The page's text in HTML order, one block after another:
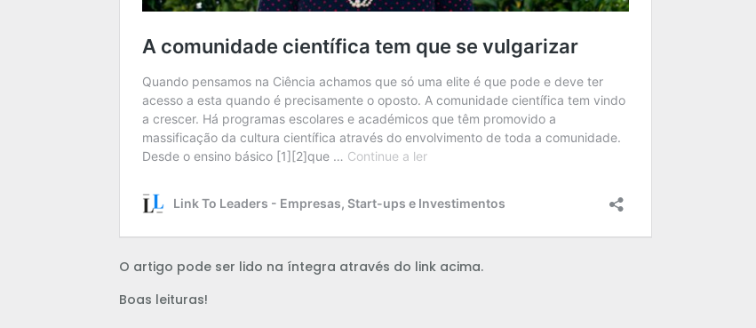
O artigo pode ser lido na íntegra através do link acima.
Boas leituras!